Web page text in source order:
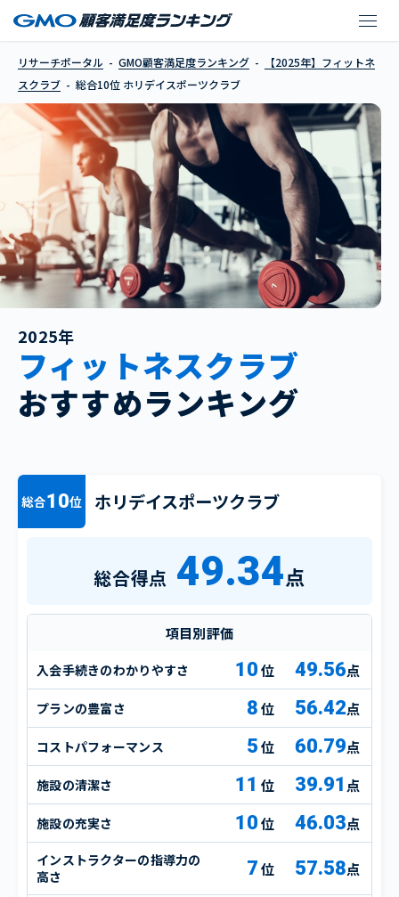
ホリデイスポーツクラ
リサーチポータル GMO顧客満足度ランキング
【2025年】フィットネ
スクラブ
総合10位 ホリデイスポーツクラブ
2025年
フィットネスクラブ
おすすめランキング
総合10位 ホリデイスポーツクラブ
総合得点 49.34点
項目別評価
入会手続きのわかりやすさ 10 49.56点
プランの豊富さ 8 56.42点
コストパフォーマンス 5 60.79点
施設の清潔さ 11 39.91 点
施設の充実さ 10 46.03点
インストラクターの指導力の
高さ
7 57.58点